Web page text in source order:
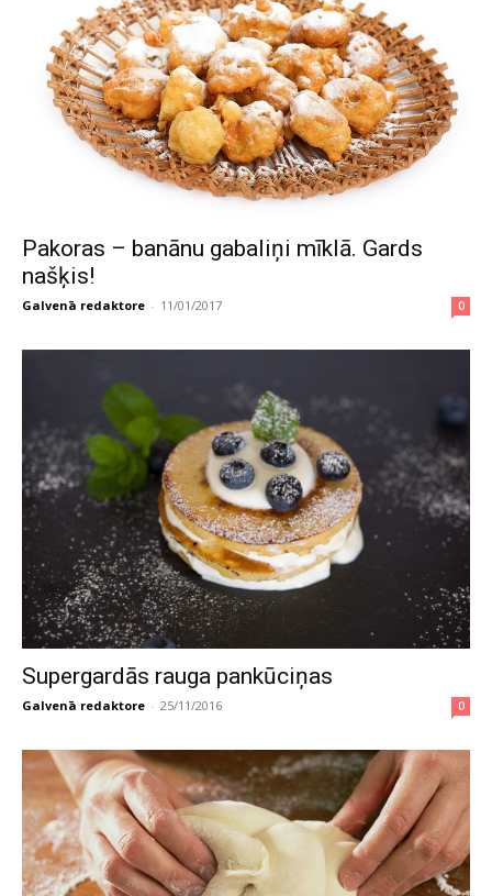
Pakoras – banānu gabaliņi mīklā. Gards
našķis!
Galvenā redaktore - 11/01/2017 0
Supergardās rauga pankūciņas
Galvenā redaktore - 25/11/2016 0